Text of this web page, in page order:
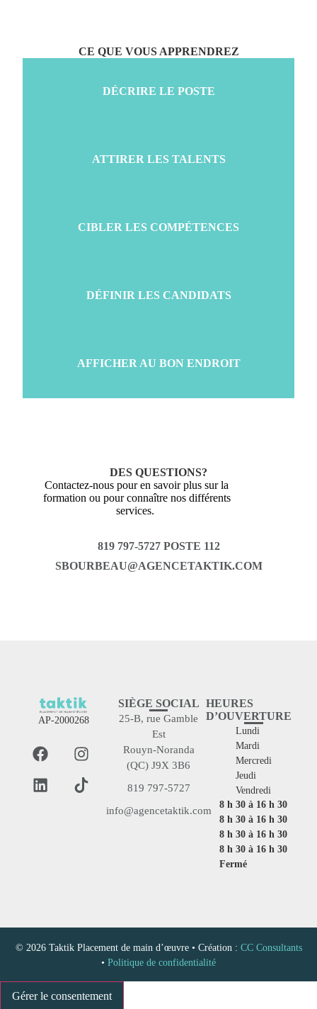
CE QUE VOUS APPRENDREZ
DÉCRIRE LE POSTE
détaillées et précises, sans qu’elles soient trop
ATTIRER LES TALENTS
Apprenez à rendre vos offres d'emploi attrayantes
et engageantes.
CIBLER LES COMPÉTENCES
Identifiez les compétences essentielles pour le
poste recherché.
DÉFINIR LES CANDIDATS
Ciblez votre candidat idéal pour comprendre ses
besoins et savoir où il se trouve.
AFFICHER AU BON ENDROIT
DES QUESTIONS?
Contactez-nous pour en savoir plus sur la
formation ou pour connaître nos différents
services.
819 797-5727 POSTE 112
SBOURBEAU@AGENCETAKTIK.COM
AP-2000268
SIÈGE SOCIAL
25-B, rue Gamble
Est
Rouyn-Noranda
(QC) J9X 3B6
819 797-5727
info@agencetaktik.com
HEURES
D’OUVERTURE
Lundi
Mardi
Mercredi
Jeudi
Vendredi
8 h 30 à 16 h 30
8 h 30 à 16 h 30
8 h 30 à 16 h 30
8 h 30 à 16 h 30
Fermé
© 2026 Taktik Placement de main d’œuvre • Création : CC Consultants
• Politique de confidentialité
Gérer le consentement